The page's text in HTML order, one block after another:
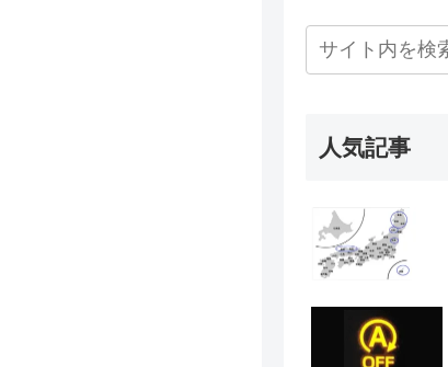
人気記事